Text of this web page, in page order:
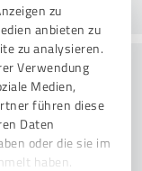
zu
anbieten zu
zu analysieren.
Verwendung
Medien,
führen diese
Daten
oder die sie im
haben.